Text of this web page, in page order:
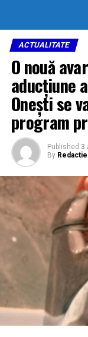
ACTUALITATE
O nouă
aducțiune
Onești se
program
Published 3
By Redactie